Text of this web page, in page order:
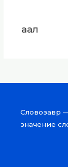
аал
Словозавр
значение